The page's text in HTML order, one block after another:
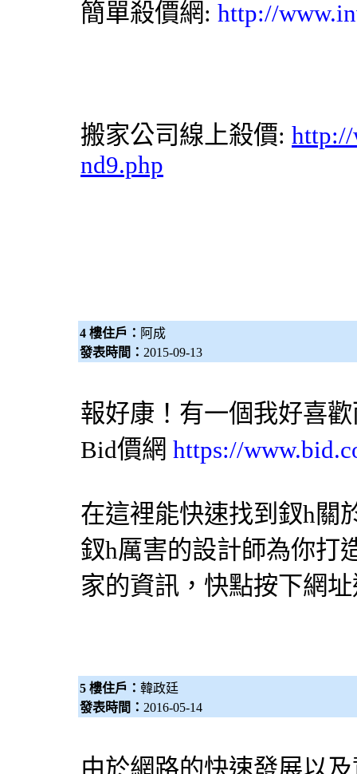
簡單殺價網: http://
搬家公司線上殺價: http://
nd9.php
4 樓住戶： 阿成
發表時間： 2015-09-13
報好康！有一個我好喜
Bid價網 https://
在這裡能快速找到釵h關
釵h厲害的設計師為你打
家的資訊，快點按下網
5 樓住戶： 韓政廷
發表時間： 2016-05-14